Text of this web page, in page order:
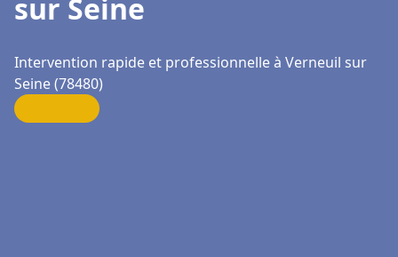
sur Seine
Intervention rapide et professionnelle à Verneuil sur
Seine (78480)